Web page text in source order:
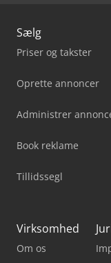
Sælg
Priser og takster
Oprette annoncer
Administrer
Book reklame
Tillidssegl
Virksomhed
Om os